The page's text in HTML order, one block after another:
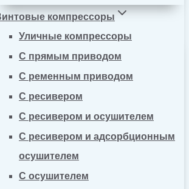
компрессоры
Уличные компрессоры
С прямым приводом
С ременным приводом
С ресивером
С ресивером и осушителем
С ресивером и адсорбционным
осушителем
С осушителем